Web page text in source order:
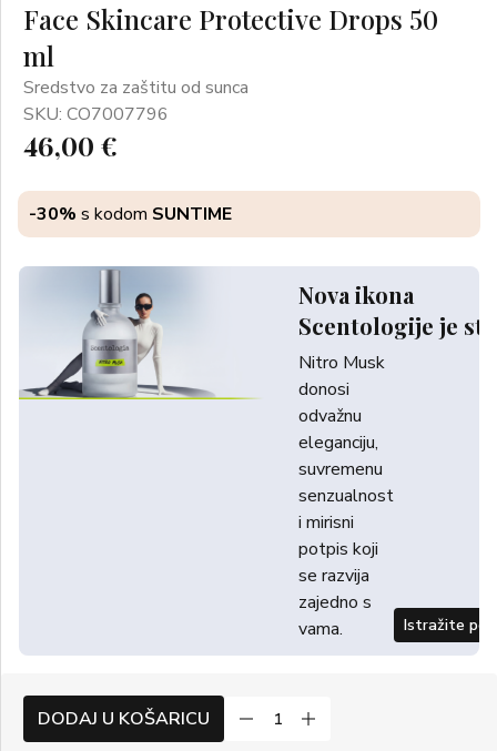
Face Skincare Protective Drops 50
ml
Sredstvo za zaštitu od sunca
SKU: CO7007796
46,00 €
-30% s kodom SUNTIME
Nova ikona
Scentologije je
Nitro Musk
donosi
odvažnu
eleganciju,
suvremenu
senzualnost
i mirisni
potpis koji
se razvija
zajedno s
vama.
Istražite
DODAJ U KOŠARICU